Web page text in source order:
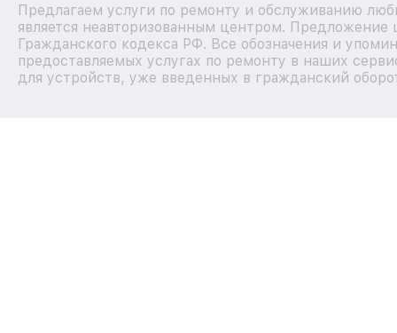
Предлагаем услуги по ремонту и обслуживанию
является неавторизованным центром.
Гражданского кодекса РФ. Все обозначения и
предоставляемых услугах по ремонту в наших
для устройств, уже введенных в гражданский